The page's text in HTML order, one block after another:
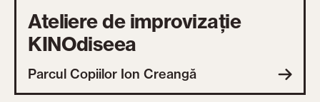
Ateliere de improvizație
KINOdiseea
Parcul Copiilor Ion Creangă